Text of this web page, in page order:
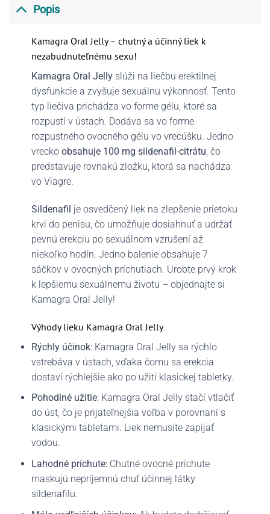
Popis
Kamagra Oral Jelly – chutný a účinný liek k
nezabudnuteľnému sexu!
Kamagra Oral Jellyslúži na liečbu erektilnej
dysfunkcie a zvyšuje sexuálnu výkonnosť. Tento
typ liečiva prichádza vo forme gélu, ktoré sa
rozpustí v ústach. Dodáva sa vo forme
rozpustného ovocného gélu vo vrecúšku. Jedno
vrecko obsahuje 100 mg sildenafil-citrátu, čo
predstavuje rovnakú zložku, ktorá sa nachádza
vo Viagre.
Sildenafil je osvedčený liek na zlepšenie prietoku
krvi do penisu, čo umožňuje dosiahnuť a udržať
pevnú erekciu po sexuálnom vzrušení až
niekoľko hodín. Jedno balenie obsahuje 7
sáčkov v ovocných príchutiach. Urobte prvý krok
k lepšiemu sexuálnemu životu – objednajte si
Kamagra Oral Jelly!
Výhody lieku Kamagra Oral Jelly
Rýchly účinok: Kamagra Oral Jelly sa rýchlo
vstrebáva v ústach, vďaka čomu sa erekcia
dostaví rýchlejšie ako po užití klasickej tabletky.
Pohodlné užitie: Kamagra Oral Jelly stačí vtlačiť
do úst, čo je prijateľnejšia voľba v porovnaní s
klasickými tabletami. Liek nemusíte zapíjať
vodou.
Lahodné príchute: Chutné ovocné príchute
maskujú nepríjemnú chuť účinnej látky
sildenafilu.